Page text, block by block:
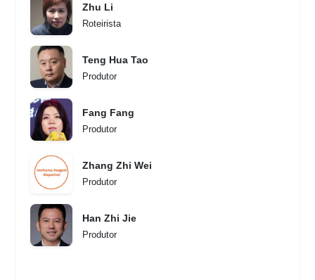
Zhu Li
Roteirista
Teng Hua Tao
Produtor
Fang Fang
Produtor
Zhang Zhi Wei
Produtor
Han Zhi Jie
Produtor